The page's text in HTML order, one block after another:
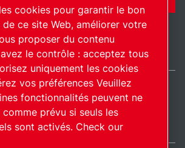
les cookies© 2026 Copyright.
France / FR
cookies pour garantir le bon
ce site Web, améliorer votre
proposer du contenu
le contrôle : acceptez tous
uniquement les cookies
vos préférences Veuillez
fonctionnalités peuvent ne
prévu si seuls les
sont activés. Check our